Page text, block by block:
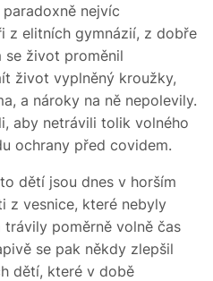
nejvíc
z elitních gymnázií, z dobře
se život proměnil
život vyplněný kroužky,
a nároky na ně nepolevily.
aby netrávili tolik volného
ochrany před covidem.
dětí jsou dnes v horším
z vesnice, které nebyly
poměrně volně čas
se pak někdy zlepšil
dětí, které v době